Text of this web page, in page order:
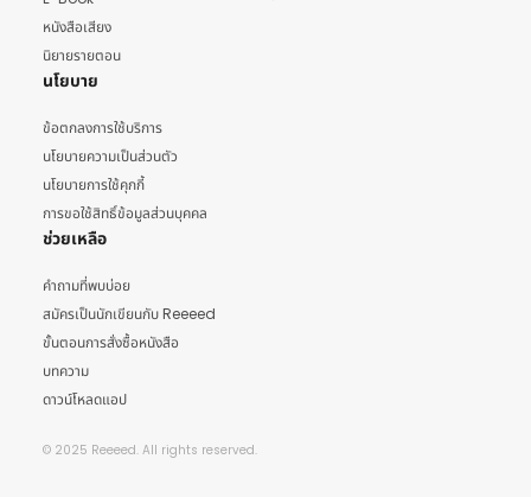
หนังสือเสียง
นิยายรายตอน
นโยบาย
ข้อตกลงการใช้บริการ
นโยบายความเป็นส่วนตัว
นโยบายการใช้คุกกี้
การขอใช้สิทธิ์ข้อมูลส่วนบุคคล
ช่วยเหลือ
คำถามที่พบบ่อย
สมัครเป็นนักเขียนกับ Reeeed
ขั้นตอนการสั่งซื้อหนังสือ
บทความ
ดาวน์โหลดแอป
© 2025 Reeeed. All rights reserved.